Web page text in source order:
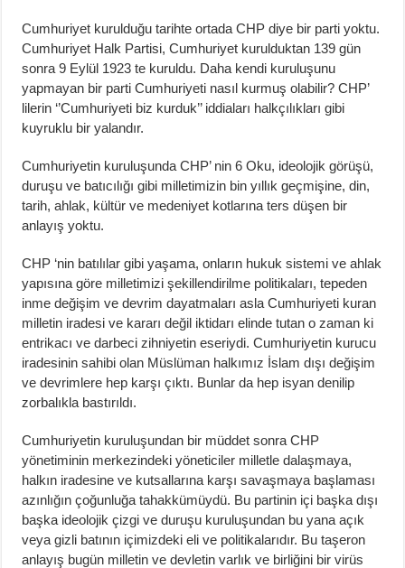
Cumhuriyet kurulduğu tarihte ortada CHP diye bir parti yoktu.
Cumhuriyet Halk Partisi, Cumhuriyet kurulduktan 139 gün
sonra 9 Eylül 1923 te kuruldu. Daha kendi kuruluşunu
yapmayan bir parti Cumhuriyeti nasıl kurmuş olabilir? CHP’
lilerin ‘’Cumhuriyeti biz kurduk’’ iddiaları halkçılıkları gibi
kuyruklu bir yalandır.
Cumhuriyetin kuruluşunda CHP’ nin 6 Oku, ideolojik görüşü,
duruşu ve batıcılığı gibi milletimizin bin yıllık geçmişine, din,
tarih, ahlak, kültür ve medeniyet kotlarına ters düşen bir
anlayış yoktu.
CHP ‘nin batılılar gibi yaşama, onların hukuk sistemi ve ahlak
yapısına göre milletimizi şekillendirilme politikaları, tepeden
inme değişim ve devrim dayatmaları asla Cumhuriyeti kuran
milletin iradesi ve kararı değil iktidarı elinde tutan o zaman ki
entrikacı ve darbeci zihniyetin eseriydi. Cumhuriyetin kurucu
iradesinin sahibi olan Müslüman halkımız İslam dışı değişim
ve devrimlere hep karşı çıktı. Bunlar da hep isyan denilip
zorbalıkla bastırıldı.
Cumhuriyetin kuruluşundan bir müddet sonra CHP
yönetiminin merkezindeki yöneticiler milletle dalaşmaya,
halkın iradesine ve kutsallarına karşı savaşmaya başlaması
azınlığın çoğunluğa tahakkümüydü. Bu partinin içi başka dışı
başka ideolojik çizgi ve duruşu kuruluşundan bu yana açık
veya gizli batının içimizdeki eli ve politikalarıdır. Bu taşeron
anlayış bugün milletin ve devletin varlık ve birliğini bir virüs